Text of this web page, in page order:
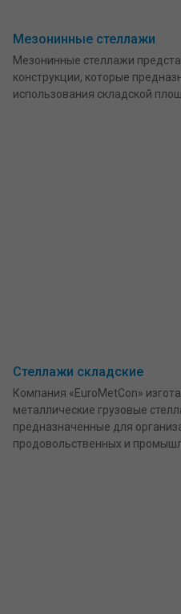
Мезонинные стеллажи
Мезонинные стеллажи
конструкции, которые
использования складской
Стеллажи складские
Компания «EuroMetCon»
металлические грузовые
предназначенные для
продовольственных и